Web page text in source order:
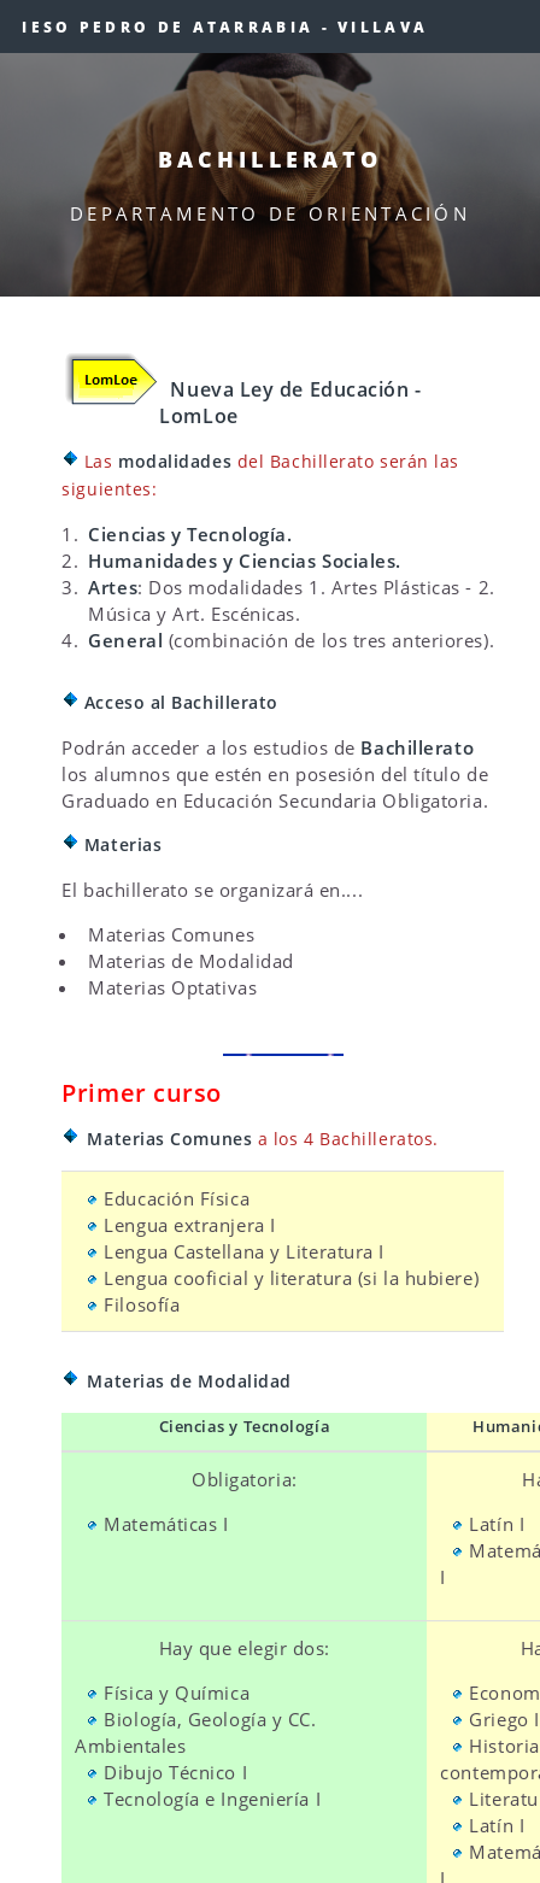
IESO PEDRO DE ATARRABIA - VILLAVA
BACHILLERATO
DEPARTAMENTO DE ORIENTACIÓN
Nueva Ley de Educación -
LomLoe
Las modalidades del Bachillerato serán las
siguientes:
Ciencias y Tecnología.
Humanidades y Ciencias Sociales.
Artes: Dos modalidades 1. Artes Plásticas - 2.
Música y Art. Escénicas.
General (combinación de los tres anteriores).
Acceso al Bachillerato
Podrán acceder a los estudios de Bachillerato
los alumnos que estén en posesión del título de
Graduado en Educación Secundaria Obligatoria.
Materias
El bachillerato se organizará en....
Materias Comunes
Materias de Modalidad
Materias Optativas
Primer curso
Materias Comunes a los 4 Bachilleratos.
Educación Física
Lengua extranjera I
Lengua Castellana y Literatura I
Lengua cooficial y literatura (si la hubiere)
Filosofía
Materias de Modalidad
Ciencias y Tecnología
Obligatoria:
Matemáticas I
Latín I
I
Hay que elegir dos:
Física y Química
Biología, Geología y CC.
Ambientales
Dibujo Técnico I
Tecnología e Ingeniería I
Griego I
Latín I
I